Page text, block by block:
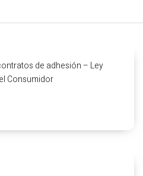
de adhesión – Ley
Consumidor